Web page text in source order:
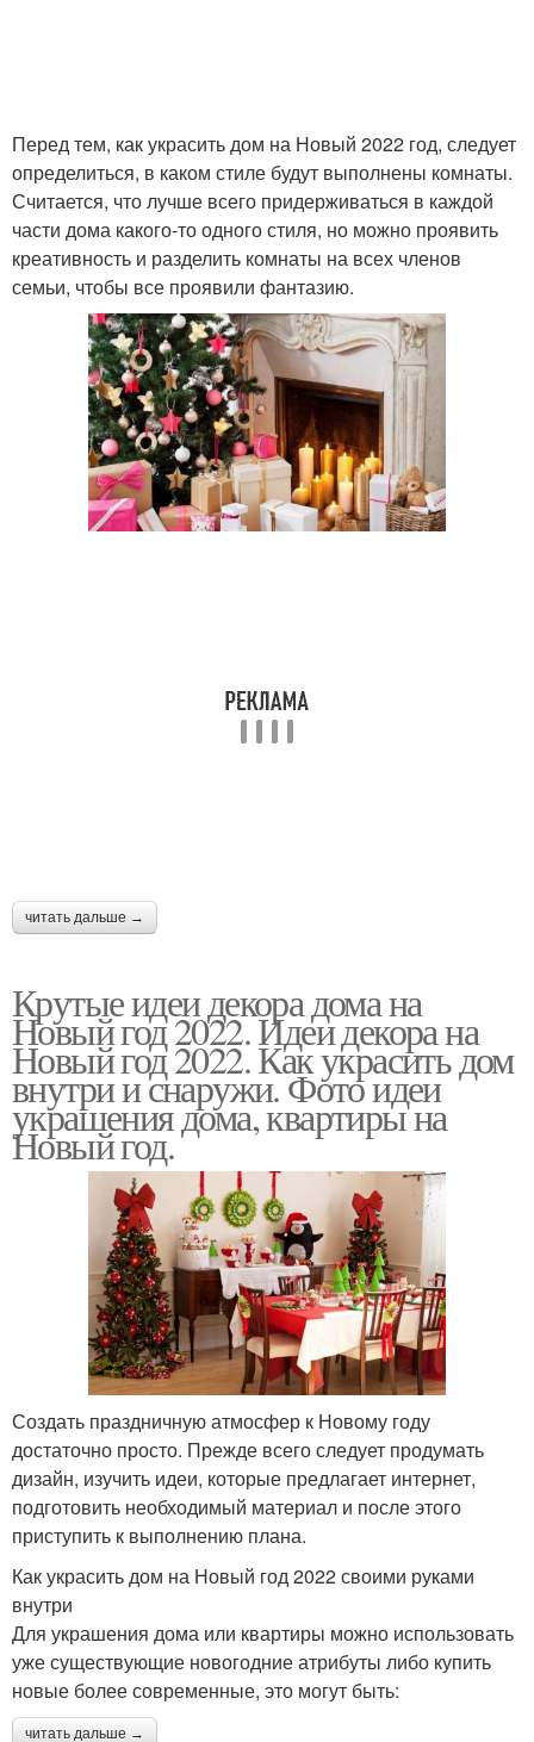
Перед тем, как украсить дом на Новый 2022 год, следует
определиться, в каком стиле будут выполнены комнаты.
Считается, что лучше всего придерживаться в каждой
части дома какого-то одного стиля, но можно проявить
креативность и разделить комнаты на всех членов
семьи, чтобы все проявили фантазию.
читать дальше →
Крутые идеи декора дома на
Новый год 2022. Идеи декора на
Новый год 2022. Как украсить дом
внутри и снаружи. Фото идеи
украшения дома, квартиры на
Новый год.
Создать праздничную атмосфер к Новому году
достаточно просто. Прежде всего следует продумать
дизайн, изучить идеи, которые предлагает интернет,
подготовить необходимый материал и после этого
приступить к выполнению плана.
Как украсить дом на Новый год 2022 своими руками
внутри
Для украшения дома или квартиры можно использовать
уже существующие новогодние атрибуты либо купить
новые более современные, это могут быть:
читать дальше →